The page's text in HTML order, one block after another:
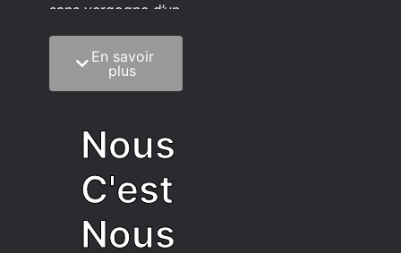
sans vergogne d’un
éditeur à l’autre.
C’est quoi notre
méthode?
sagesse de la
vieillesse à une
grosse dose
d’autodérision. On
est du pur produit
En savoir
plus
Nous
C'est
Nous